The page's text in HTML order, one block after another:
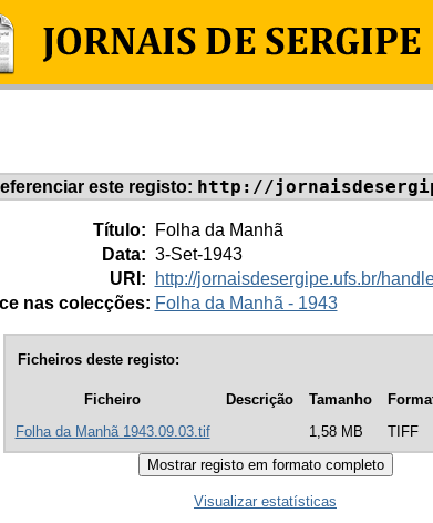
este registo: http://
Título:
Folha da Manhã
Data: 3-Set-1943
URI:
http://jornaisdesergipe.ufs.br/
nas colecções: Folha da Manhã - 1943
Ficheiros deste registo:
Ficheiro Descrição Tamanho
Folha da Manhã 1943.09.03.tif
1,58 MB TIFF
Visualizar estatísticas